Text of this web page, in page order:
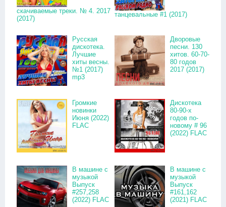
скачиваемые треки. № 4. 2017
(2017)
танцевальные #1 (2017)
Русская
дискотека.
Лучшие
хиты весны.
№1 (2017)
mp3
Дворовые
песни. 130
хитов. 60-70-
80 годов
2017 (2017)
Громкие
новинки
Июня (2022)
FLAC
Дискотека
80-90-х
годов по-
новому # 96
(2022) FLAC
В машине с
музыкой
Выпуск
#257,258
(2022) FLAC
В машине с
музыкой
Выпуск
#161,162
(2021) FLAC